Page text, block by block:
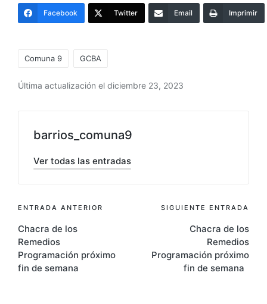
Facebook Twitter Email Imprimir
Comuna 9 GCBA
Última actualización el diciembre 23, 2023
barrios_comuna9
Ver todas las entradas
Navegación
de
entradas
ENTRADA ANTERIOR
Chacra de los
Remedios
Programación próximo
fin de semana
SIGUIENTE ENTRADA
Chacra de los
Remedios
Programación próximo
fin de semana